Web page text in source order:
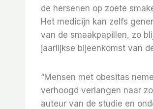
de hersenen op zoete
Het medicijn kan zelfs
van de smaakpapillen, zo
jaarlijkse bijeenkomst van
“Mensen met obesitas
verhoogd verlangen naar
auteur van de studie en